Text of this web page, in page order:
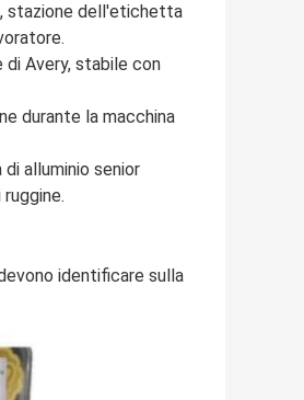
stazione dell'etichetta
Avery, stabile con
durante la macchina
alluminio senior
identificare sulla